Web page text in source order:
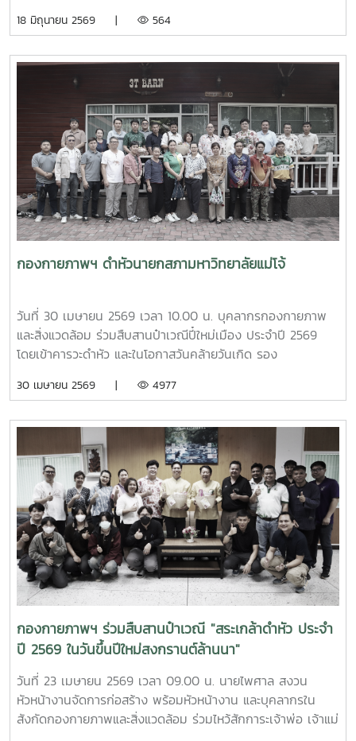
ขับเคลื่อนการจัดการขยะตั้งแต่ต้นทาง เพื่อมุ่งสู่ชุมชนที่สะอาด
แวดล้อม นำทีมหัวหน้างานในสังกัดร่วมให้การต้อนรับ ผู้ช่วย
ข้าราชการ พร้อมคณะศึกษาดูงานจากสภาคณาจารย์และ
ข้าราชการ มหาวิทยาลัยราชภัฏภูเก็ต ในการนี้ ทั้งสอง
มหาวิทยาลัยได้ร่วมแลกเปลี่ยนประสบการณ์ด้านการจัดสวัสดิการ
บุคลากร ตลอดจนแนวทางการพัฒนาและประยุกต์ใช้ให้เหมาะสม
กับบริบทของแต่ละสถาบัน โดยมีนายสุชาติ จันทร์แก้ว รักษาการ
ในตำแหน่งหัวหน้างานสวัสดิการ กองบริหารทรัพยากรบุคคล
เป็นผู้ให้ข้อมูลเกี่ยวกับการจัดสวัสดิการบุคลากรของมหาวิทยาลัย
แม่โจ้ นอกจากนี้ ผู้ช่วยศาสตราจารย์ ดร.มุจลินทร์ ผลจันทร์ ได้
บรรยายและให้ข้อมูลเกี่ยวกับการดำเนินงานด้านมหาวิทยาลัยสี
เขียว (Green University) ของมหาวิทยาลัยแม่โจ้ ณ ห้อง
ประชุมรวงผึ้ง ชั้น 5 อาคารสำนักงานมหาวิทยาลัย ภายหลังการ
ประชุม คณะศึกษาดูงานได้เยี่ยมชมบรรยากาศและพื้นที่โดยรอบ
แวดล้อมของมหาวิทยาลัยแม่โจ้
18 มิถุนายน 2569 | 564
กองกายภาพฯ ดำหัวนายกสภามหาวิทยาลัยแม่โจ้
วันที่ 30 เมษายน 2569 เวลา 10.00 น. บุคลากรกองกายภาพ
และสิ่งแวดล้อม ร่วมสืบสานป๋าเวณีปี๋ใหม่เมือง ประจำปี 2569
โดยเข้าคารวะดำหัว และในโอกาสวันคล้ายวันเกิด รอง
ณ บ้านเอื้องไพลิน
30 เมษายน 2569 | 4977
กองกายภาพฯ ร่วมสืบสานป๋าเวณี "สระเกล้าดำหัว ประจำ
ปี 2569 ในวันขึ้นปีใหม่สงกรานต์ล้านนา"
วันที่ 23 เมษายน 2569 เวลา 09.00 น. นายไพศาล สงวน
หัวหน้างานจัดการก่อสร้าง พร้อมหัวหน้างาน และบุคลากรใน
สังกัดกองกายภาพและสิ่งแวดล้อม ร่วมไหว้สักการะเจ้าพ่อ เจ้าแม่